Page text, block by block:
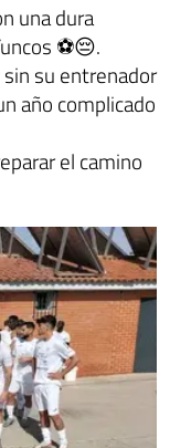
una dura
⚽😔.
su entrenador
año complicado
el camino